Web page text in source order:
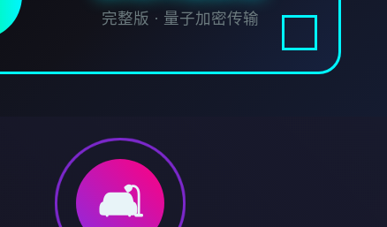
完整版 · 量子加密传输
🛋️